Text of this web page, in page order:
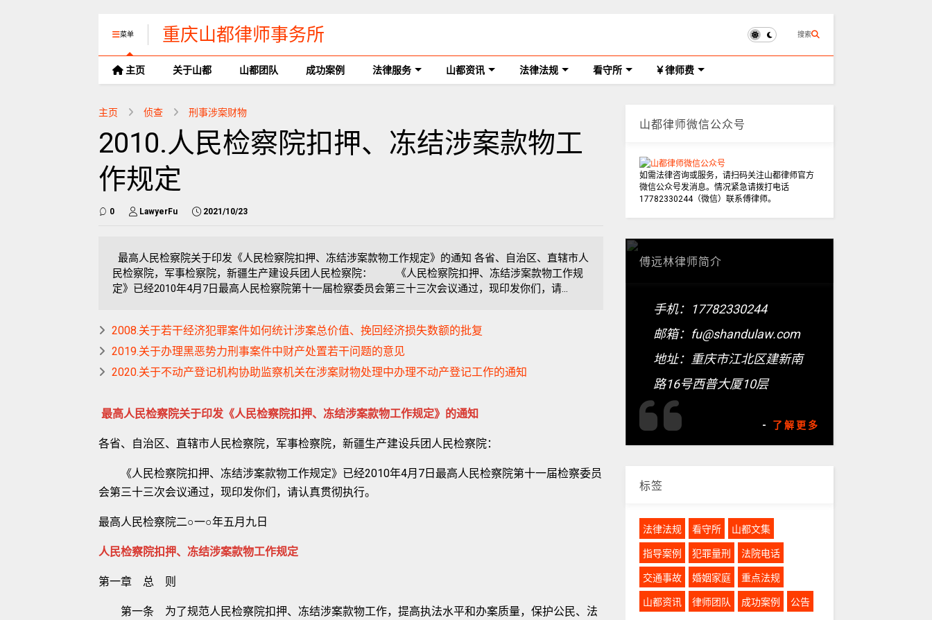
菜单 重庆山都律师事务所 搜索
主页 关于山都 山都团队 成功案例 法律服务 山都资讯 法律法规 看守所 律师费
主页 侦查 刑事涉案财物
2010.人民检察院扣押、冻结涉案款物工
作规定
0 LawyerFu 2021/10/23
最高人民检察院关于印发《人民检察院扣押、冻结涉案款物工作规定》的通知 各省、自治区、直辖市人
民检察院，军事检察院，新疆生产建设兵团人民检察院： 《人民检察院扣押、冻结涉案款物工作规
定》已经2010年4月7日最高人民检察院第十一届检察委员会第三十三次会议通过，现印发你们，请...
2008.关于若干经济犯罪案件如何统计涉案总价值、挽回经济损失数额的批复
2019.关于办理黑恶势力刑事案件中财产处置若干问题的意见
2020.关于不动产登记机构协助监察机关在涉案财物处理中办理不动产登记工作的通知
最高人民检察院关于印发《人民检察院扣押、冻结涉案款物工作规定》的通知
各省、自治区、直辖市人民检察院，军事检察院，新疆生产建设兵团人民检察院：
《人民检察院扣押、冻结涉案款物工作规定》已经2010年4月7日最高人民检察院第十一届检察委员
会第三十三次会议通过，现印发你们，请认真贯彻执行。
最高人民检察院二○一○年五月九日
人民检察院扣押、冻结涉案款物工作规定
第一章 总 则
第一条 为了规范人民检察院扣押、冻结涉案款物工作，提高执法水平和办案质量，保护公民、法
山都律师微信公众号
如需法律咨询或服务，请扫码关注山都律师官方
微信公众号发消息。情况紧急请拨打电话
17782330244（微信）联系傅律师。
傅远林律师简介
手机：17782330244
邮箱：fu@shandulaw.com
地址：重庆市江北区建新南
路16号西普大厦10层
- 了解更多
标签
法律法规 看守所 山都文集
指导案例 犯罪量刑 法院电话
交通事故 婚姻家庭 重点法规
山都资讯 律师团队 成功案例 公告